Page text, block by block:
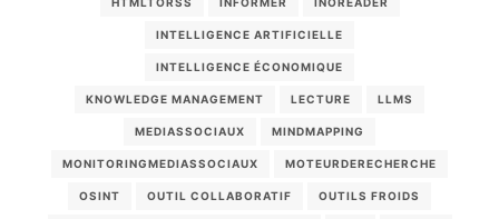
HTMLTORSS INFORMER INOREADER
INTELLIGENCE ARTIFICIELLE
INTELLIGENCE ÉCONOMIQUE
KNOWLEDGE MANAGEMENT LECTURE LLMS
MEDIASSOCIAUX MINDMAPPING
MONITORINGMEDIASSOCIAUX MOTEURDERECHERCHE
OSINT OUTIL COLLABORATIF OUTILS FROIDS